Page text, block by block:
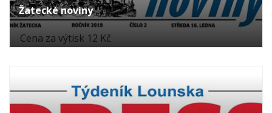
Žatecké noviny
Cena za výtisk 12 Kč